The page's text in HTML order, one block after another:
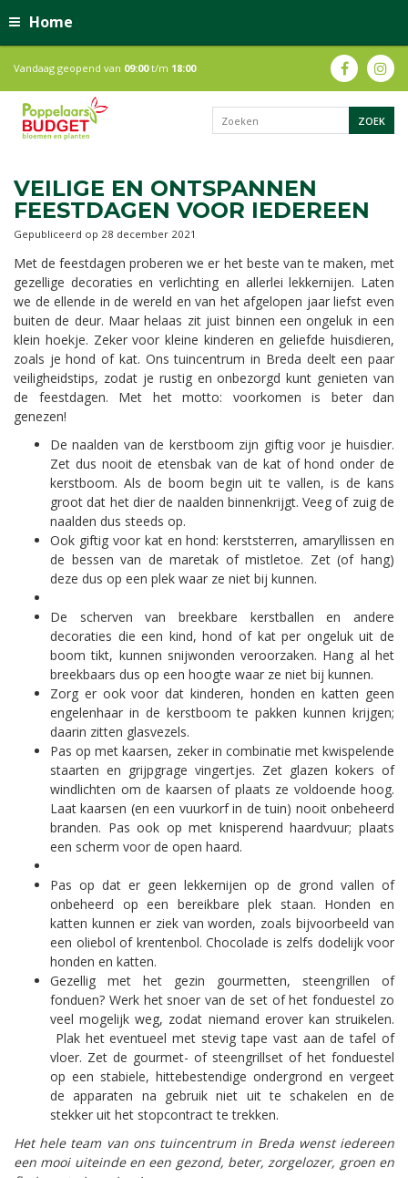
Home
Vandaag geopend van 09:00t/m 18:00
VEILIGE EN ONTSPANNEN
FEESTDAGEN VOOR IEDEREEN
Gepubliceerd op 28 december 2021
Met de feestdagen proberen we er het beste van te maken, met
gezellige decoraties en verlichting en allerlei lekkernijen. Laten
we de ellende in de wereld en van het afgelopen jaar liefst even
buiten de deur. Maar helaas zit juist binnen een ongeluk in een
klein hoekje. Zeker voor kleine kinderen en geliefde huisdieren,
zoals je hond of kat. Ons tuincentrum in Breda deelt een paar
veiligheidstips, zodat je rustig en onbezorgd kunt genieten van
de feestdagen. Met het motto: voorkomen is beter dan
genezen!
De naalden van de kerstboom zijn giftig voor je huisdier.
Zet dus nooit de etensbak van de kat of hond onder de
kerstboom. Als de boom begin uit te vallen, is de kans
groot dat het dier de naalden binnenkrijgt. Veeg of zuig de
naalden dus steeds op.
Ook giftig voor kat en hond: kerststerren, amaryllissen en
de bessen van de maretak of mistletoe. Zet (of hang)
deze dus op een plek waar ze niet bij kunnen.
De scherven van breekbare kerstballen en andere
decoraties die een kind, hond of kat per ongeluk uit de
boom tikt, kunnen snijwonden veroorzaken. Hang al het
breekbaars dus op een hoogte waar ze niet bij kunnen.
Zorg er ook voor dat kinderen, honden en katten geen
engelenhaar in de kerstboom te pakken kunnen krijgen;
daarin zitten glasvezels.
Pas op met kaarsen, zeker in combinatie met kwispelende
staarten en grijpgrage vingertjes. Zet glazen kokers of
windlichten om de kaarsen of plaats ze voldoende hoog.
Laat kaarsen (en een vuurkorf in de tuin) nooit onbeheerd
branden. Pas ook op met knisperend haardvuur; plaats
een scherm voor de open haard.
Pas op dat er geen lekkernijen op de grond vallen of
onbeheerd op een bereikbare plek staan. Honden en
katten kunnen er ziek van worden, zoals bijvoorbeeld van
een oliebol of krentenbol. Chocolade is zelfs dodelijk voor
honden en katten.
Gezellig met het gezin gourmetten, steengrillen of
fonduen? Werk het snoer van de set of het fonduestel zo
veel mogelijk weg, zodat niemand erover kan struikelen.
Plak het eventueel met stevig tape vast aan de tafel of
vloer. Zet de gourmet- of steengrillset of het fonduestel
op een stabiele, hittebestendige ondergrond en vergeet
de apparaten na gebruik niet uit te schakelen en de
stekker uit het stopcontract te trekken.
Het hele team van ons tuincentrum in Breda wenst iedereen
een mooi uiteinde en een gezond, beter, zorgelozer, groen en